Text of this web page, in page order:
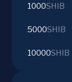
1000SHIB
5000SHIB
10000SHIB